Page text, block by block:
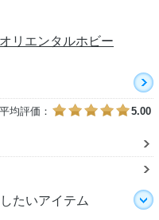
リエンタルホビー
均評価： 5.00
たいアイテム